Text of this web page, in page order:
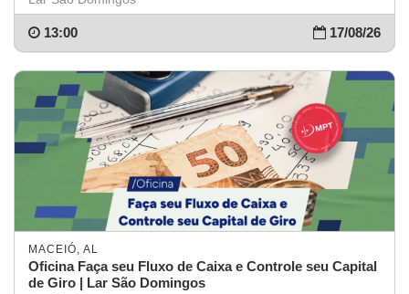
17/08/26
13:00
MACEIÓ, AL
Oficina Faça seu Fluxo de Caixa e Controle seu Capital
de Giro | Lar São Domingos